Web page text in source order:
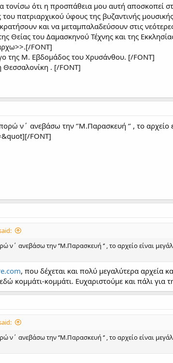
ότι η προσπάθεια μου αυτή αποσκοπεί
του πατριαρχικού ύφους της βυζαντινής
και να μεταμπαλαδεύσουν στις
Θείας του Δαμασκηνού Τέχνης και της
FONT]
της Μ. Εβδομάδος του Χρυσάνθου. [/FONT]
. [/FONT]
ν΄ ανεβάσω την ‘’Μ.Παρασκευή ‘’ , το
FONT]
ν΄ ανεβάσω την ‘’Μ.Παρασκευή ‘’ , το αρχείο είναι
, που δέχεται και πολύ μεγαλύτερα
κομμάτι-κομμάτι. Ευχαριστούμε και πάλι για
ν΄ ανεβάσω την ‘’Μ.Παρασκευή ‘’ , το αρχείο είναι